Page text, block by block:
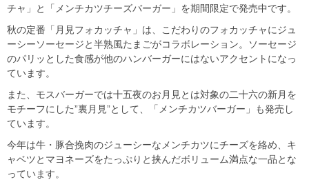
チャ」と「メンチカツチーズバーガー」を期間限定で発売中です。
秋の定番「月見フォカッチャ」は、こだわりのフォカッチャにジュ
ーシーソーセージと半熟風たまごがコラボレーション。ソーセージ
のパリッとした食感が他のハンバーガーにはないアクセントになっ
ています。
また、モスバーガーでは十五夜のお月見とは対象の二十六の新月を
モチーフにした”裏月見”として、「メンチカツバーガー」も発売し
ています。
今年は牛・豚合挽肉のジューシーなメンチカツにチーズを絡め、キ
ャベツとマヨネーズをたっぷりと挟んだボリューム満点な一品とな
っています。